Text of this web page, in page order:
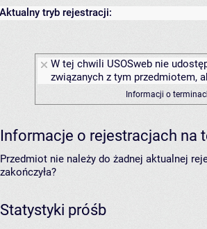
Aktualny tryb rejestracji:
W tej chwili USOSweb nie
związanych z tym przedmiotem,
Informacji o
Informacje o rejestracjach na
Przedmiot nie należy do żadnej aktualnej
zakończyła?
Statystyki próśb